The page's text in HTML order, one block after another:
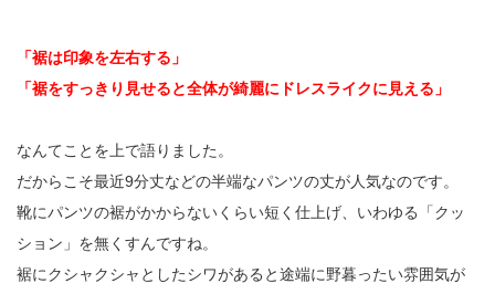
「裾は印象を左右する」
「裾をすっきり見せると全体が綺麗にドレスライクに見える」
なんてことを上で語りました。
だからこそ最近9分丈などの半端なパンツの丈が人気なのです。
靴にパンツの裾がかからないくらい短く仕上げ、いわゆる「クッ
ション」を無くすんですね。
裾にクシャクシャとしたシワがあると途端に野暮ったい雰囲気が